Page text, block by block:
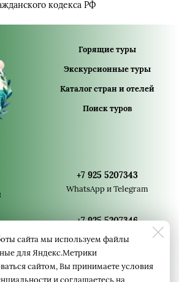
кодекса РФ
сайта мы используем файлы
для Яндекс.Метрики
сайтом, Вы принимаете условия
и соглашаетесь на
Горящие туры
Экскурсионные туры
Каталог стран и отелей
Поиск туров
+7 925 5207343
WhatsApp и Telegram
+7 925 5207346
WhatsApp и Telegram
+7 925 5207340